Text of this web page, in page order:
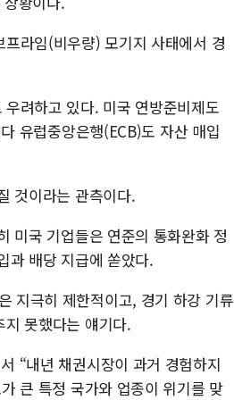
라임(비우량) 모기지 사태에서 경
려하고 있다. 미국 연방준비제도
유럽중앙은행(ECB)도 자산 매입
것이라는 관측이다.
미국 기업들은 연준의 통화완화 정
과 배당 지급에 쏟았다.
지극히 제한적이고, 경기 하강 기류
못했다는 얘기다.
“내년 채권시장이 과거 경험하지
큰 특정 국가와 업종이 위기를 맞